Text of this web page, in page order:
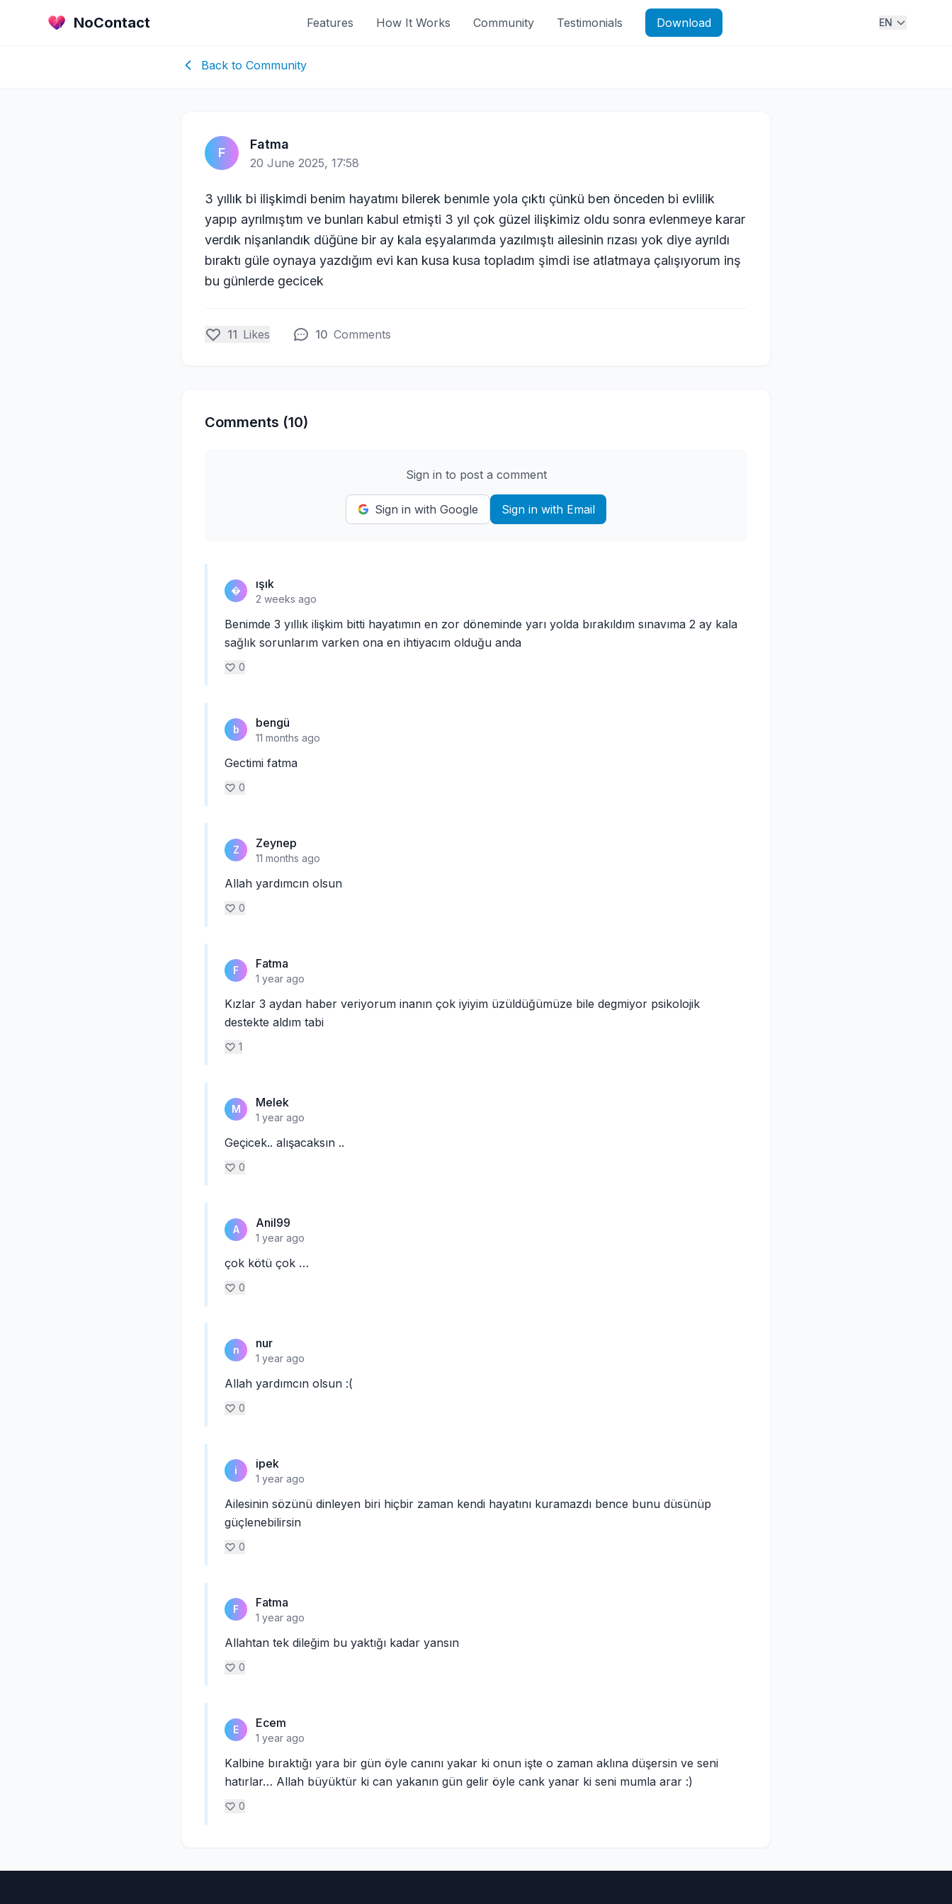
NoContact Features How It Works Community Testimonials Download EN
Back to Community
F
Fatma
20 June 2025, 17:58
3 yıllık bi ilişkimdi benim hayatımı bilerek benımle yola çıktı çünkü ben önceden bi evlilik
yapıp ayrılmıştım ve bunları kabul etmişti 3 yıl çok güzel ilişkimiz oldu sonra evlenmeye karar
verdık nişanlandık düğüne bir ay kala eşyalarımda yazılmıştı ailesinin rızası yok diye ayrıldı
bıraktı güle oynaya yazdığım evi kan kusa kusa topladım şimdi ise atlatmaya çalışıyorum inş
bu günlerde gecicek
11 Likes 10 Comments
Comments (10)
Sign in to post a comment
Sign in with Google Sign in with Email
� ışık
2 weeks ago
Benimde 3 yıllık ilişkim bitti hayatımın en zor döneminde yarı yolda bırakıldım sınavıma 2 ay kala
sağlık sorunlarım varken ona en ihtiyacım olduğu anda
0
b bengü
11 months ago
Gectimi fatma
0
Z Zeynep
11 months ago
Allah yardımcın olsun
0
F Fatma
1 year ago
Kızlar 3 aydan haber veriyorum inanın çok iyiyim üzüldüğümüze bile degmiyor psikolojik
destekte aldım tabi
1
M Melek
1 year ago
Geçicek.. alışacaksın ..
0
A Anil99
1 year ago
çok kötü çok …
0
n nur
1 year ago
Allah yardımcın olsun :(
0
i ipek
1 year ago
Ailesinin sözünü dinleyen biri hiçbir zaman kendi hayatını kuramazdı bence bunu düsünüp
güçlenebilirsin
0
F Fatma
1 year ago
Allahtan tek dileğim bu yaktığı kadar yansın
0
E Ecem
1 year ago
Kalbine bıraktığı yara bir gün öyle canını yakar ki onun işte o zaman aklına düşersin ve seni
hatırlar… Allah büyüktür ki can yakanın gün gelir öyle cank yanar ki seni mumla arar :)
0